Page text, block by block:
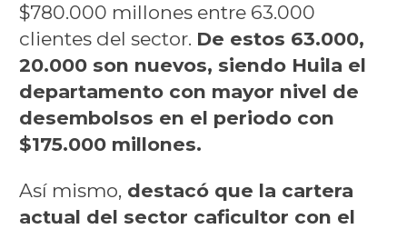
$780.000 millones entre 63.000
clientes del sector. De estos 63.000,
20.000 son nuevos, siendo Huila el
departamento con mayor nivel de
desembolsos en el periodo con
$175.000 millones.
Así mismo, destacó que la cartera
actual del sector caficultor con el